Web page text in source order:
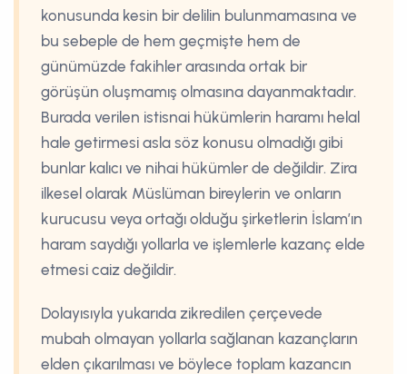
konusunda kesin bir delilin bulunmamasına ve
bu sebeple de hem geçmişte hem de
günümüzde fakihler arasında ortak bir
görüşün oluşmamış olmasına dayanmaktadır.
Burada verilen istisnai hükümlerin haramı helal
hale getirmesi asla söz konusu olmadığı gibi
bunlar kalıcı ve nihai hükümler de değildir. Zira
ilkesel olarak Müslüman bireylerin ve onların
kurucusu veya ortağı olduğu şirketlerin İslam’ın
haram saydığı yollarla ve işlemlerle kazanç elde
etmesi caiz değildir.
Dolayısıyla yukarıda zikredilen çerçevede
mubah olmayan yollarla sağlanan kazançların
elden çıkarılması ve böylece toplam kazancın